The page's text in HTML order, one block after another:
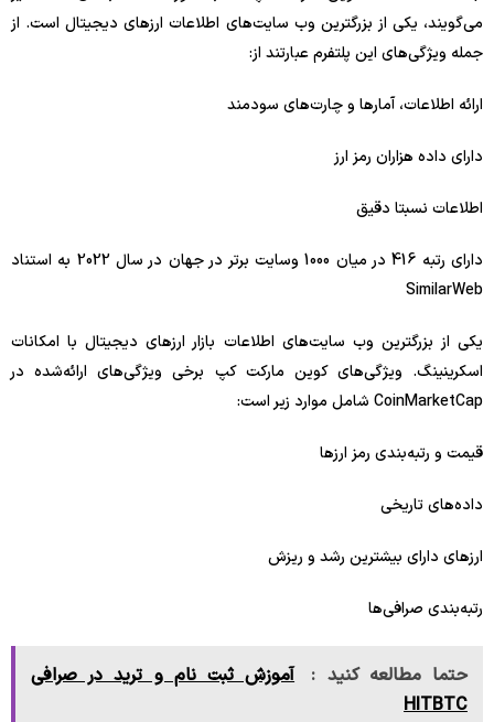
می‌گویند، یکی از بزرگترین وب سایت‌های اطلاعات ارزهای دیجیتال است. از
جمله ویژگی‌های این پلتفرم عبارتند از:
ارائه اطلاعات، آمارها و چارت‌های سودمند
دارای داده هزاران رمز ارز
اطلاعات نسبتا دقیق
دارای رتبه 416 در میان 1000 وسایت برتر در جهان در سال 2022 به استناد
SimilarWeb
یکی از بزرگترین وب ‌سایت‌های اطلاعات بازار ارزهای دیجیتال با امکانات
اسکرینینگ. ویژگی‌های کوین مارکت کپ برخی ویژگی‌های ارائه‌شده در
CoinMarketCap شامل موارد زیر است:
قیمت و رتبه‌بندی رمز ارزها
داده‌های تاریخی
ارزهای دارای بیشترین رشد و ریزش
رتبه‌بندی صرافی‌ها
حتما مطالعه کنید :
آموزش ثبت نام و ترید در صرافی
HITBTC